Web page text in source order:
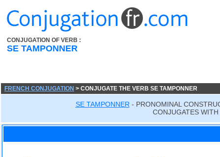
CONJUGATION OF VERB :
SE TAMPONNER
FRENCH CONJUGATION > CONJUGATE THE VERB SE TAMPONNER
SE TAMPONNER - PRONOMINAL
CONJUGATES